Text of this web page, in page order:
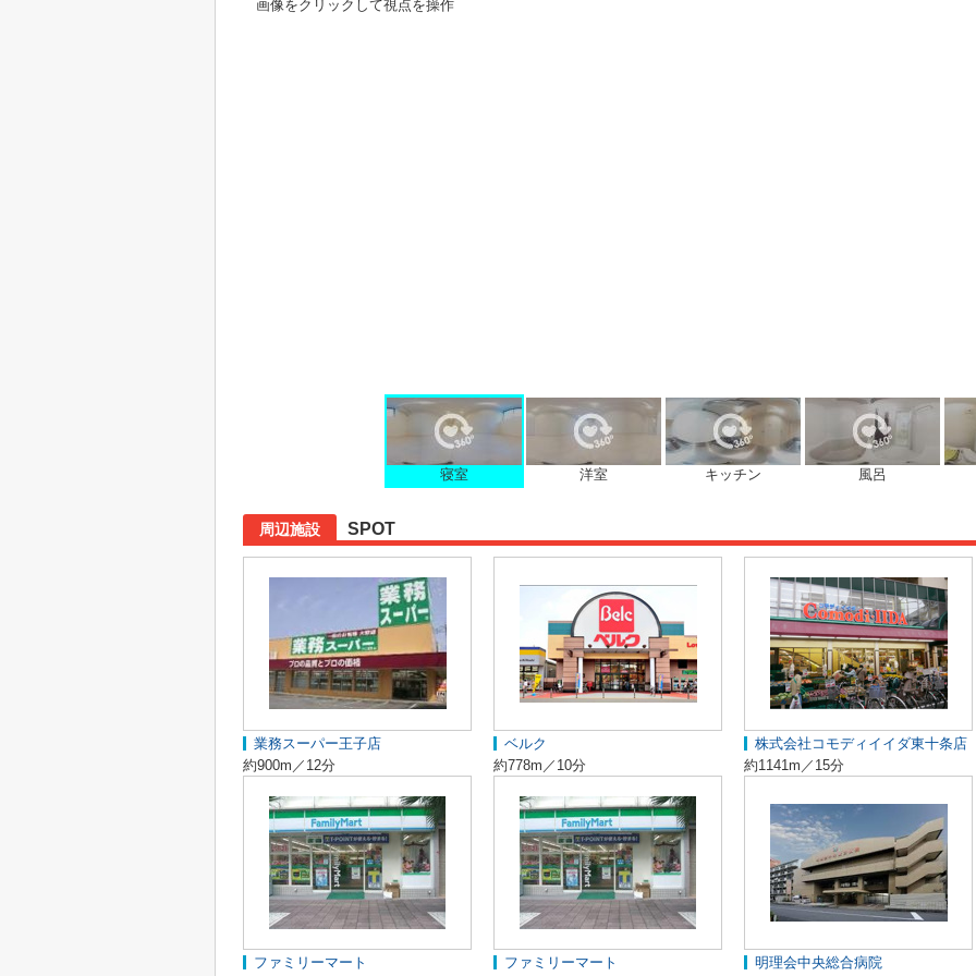
画像をクリックして視点を操作
寝室 洋室 キッチン 風呂
周辺施設 SPOT
業務スーパー王子店
約900m／12分
ベルク
約778m／10分
株式会社コモディイイダ東十条店
約1141m／15分
ファミリーマート ファミリーマート 明理会中央総合病院